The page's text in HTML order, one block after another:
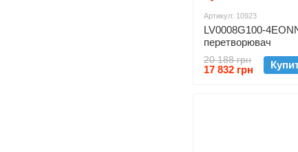
Артикул: 10923
LV0008G100-
перетворювач
20 188 грн
17 832 грн